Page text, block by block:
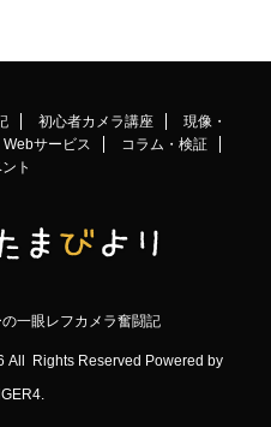
初心者カメラ講座
現像・
Webサービス
コラム・検証
ト
一眼レフカメラ奮闘記
All Rights Reserved Powered by
.